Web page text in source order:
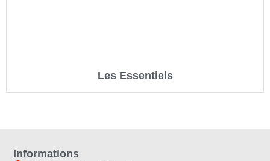
Les Essentiels
Informations